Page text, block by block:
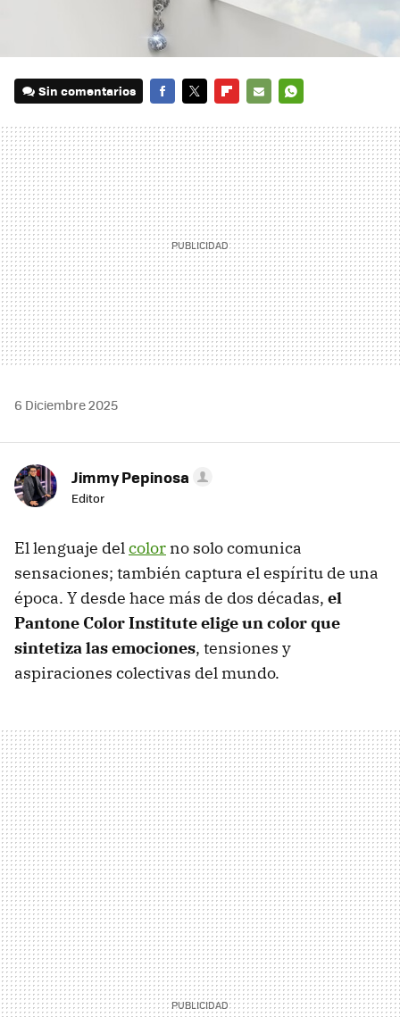
Sin comentarios
MAIL
6 Diciembre 2025
Jimmy Pepinosa
Editor
El lenguaje delcolor no solo comunica
sensaciones; también captura el espíritu de una
época. Y desde hace más de dos décadas, el
Pantone Color Institute elige un color que
sintetiza las emociones, tensiones y
aspiraciones colectivas del mundo.